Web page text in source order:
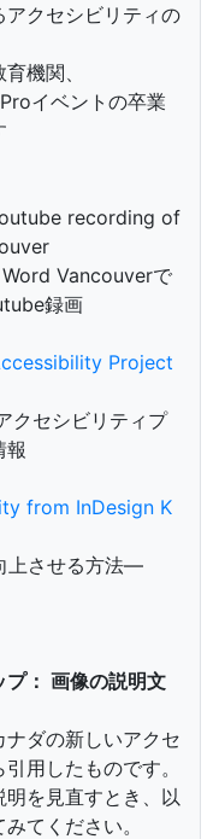
クセシビリティの
機関、
イベントの卒業
recording of
Vancouverで
録画
Project
クセシビリティプ
報
from InDesign K
上させる方法―
： 画像の説明文
ダの新しいアクセ
用したものです。
を見直すとき、以
てください。